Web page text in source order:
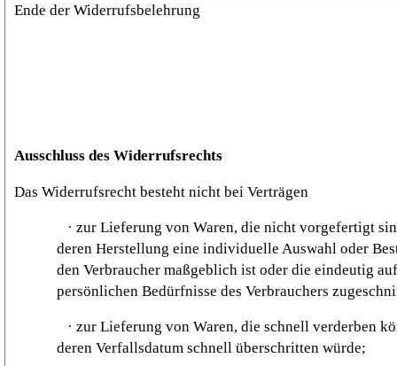
Ende der Widerrufsbelehrung
Ausschluss des Widerrufsrechts
Das Widerrufsrecht besteht nicht bei Verträgen
· zur Lieferung von Waren, die nicht vorgefertigt
deren Herstellung eine individuelle Auswahl oder
den Verbraucher maßgeblich ist oder die eindeutig
persönlichen Bedürfnisse des Verbrauchers
· zur Lieferung von Waren, die schnell verderben
deren Verfallsdatum schnell überschritten würde;